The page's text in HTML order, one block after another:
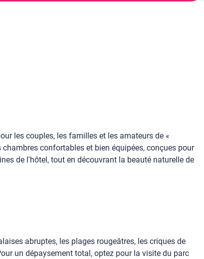
les couples, les familles et les amateurs de «
confortables et bien équipées, conçues pour
de l'hôtel, tout en découvrant la beauté naturelle de
abruptes, les plages rougeâtres, les criques de
un dépaysement total, optez pour la visite du parc